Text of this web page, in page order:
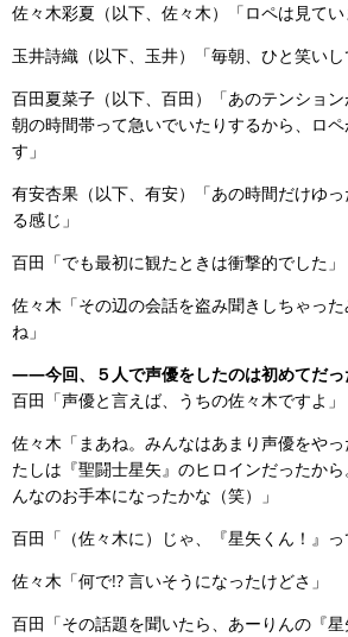
佐々木彩夏（以下、佐々木）「ロペは見てい
玉井詩織（以下、玉井）「毎朝、ひと笑いし
百田夏菜子（以下、百田）「あのテンション
朝の時間帯って急いでいたりするから、ロ
す」
有安杏果（以下、有安）「あの時間だけゆ
る感じ」
百田「でも最初に観たときは衝撃的でした」
佐々木「その辺の会話を盗み聞きしちゃっ
ね」
――今回、５人で声優をしたのは初めてだっ
百田「声優と言えば、うちの佐々木ですよ」
佐々木「まあね。みんなはあまり声優をや
たしは『聖闘士星矢』のヒロインだったか
んなのお手本になったかな（笑）」
百田「（佐々木に）じゃ、『星矢くん！』っ
佐々木「何で!? 言いそうになったけどさ」
百田「その話題を聞いたら、あーりんの『星